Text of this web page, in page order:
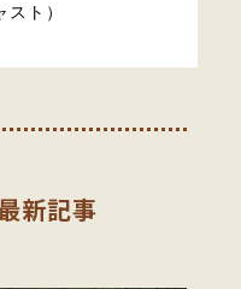
ト）
新記事